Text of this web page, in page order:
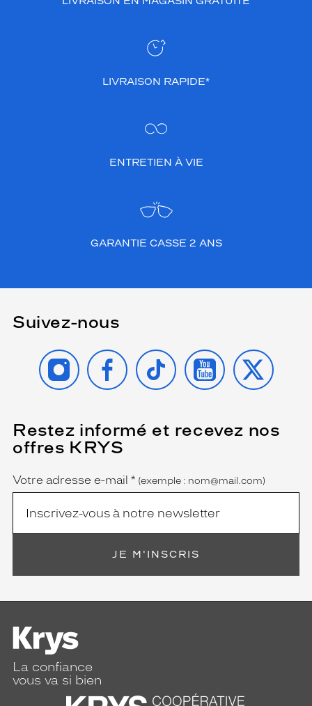
LIVRAISON RAPIDE*
ENTRETIEN À VIE
GARANTIE CASSE 2 ANS
Suivez-nous
INSTAGRAMFACEBOOK
TIKTOK YOUTUBE
X
Restez informé et recevez nos
offres KRYS
Name
Votre adresse e-mail *
(Ce
champ
est
(exemple : nom@mail.com)
JE M'INSCRIS
La confiance
vous va si bien